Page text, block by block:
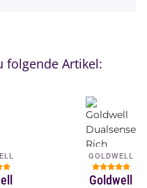
folgende Artikel:
GOLDWELL
Goldwell